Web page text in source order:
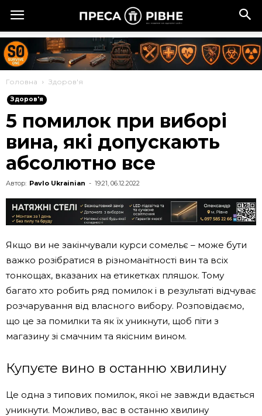
Головна Здоров'я
Здоров'я
5 помилок при виборі
вина, які допускають
абсолютно все
Автор: Pavlo Ukrainian - 19:21, 06.12.2022
Якщо ви не закінчували курси сомельє – може бути
важко розібратися в різноманітності вин та всіх
тонкощах, вказаних на етикетках пляшок. Тому
багато хто робить ряд помилок і в результаті відчуває
розчарування від власного вибору. Розповідаємо,
що це за помилки та як їх уникнути, щоб піти з
магазину зі смачним та якісним вином.
Купуєте вино в останню хвилину
Це одна з типових помилок, якої не завжди вдається
уникнути. Можливо, вас в останню хвилину